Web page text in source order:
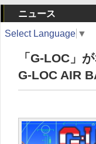
ニュース
Select Language ▼
「G-LOC」
G-LOC AIR